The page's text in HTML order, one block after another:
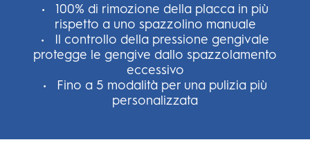
• 100% di rimozione della placca in più
rispetto a uno spazzolino manuale
• Il controllo della pressione gengivale
protegge le gengive dallo spazzolamento
eccessivo
• Fino a 5 modalità per una pulizia più
personalizzata